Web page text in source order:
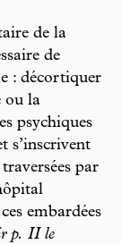
de la
de
: décortiquer
ou la
psychiques
s’inscrivent
par
embardées
p. II le